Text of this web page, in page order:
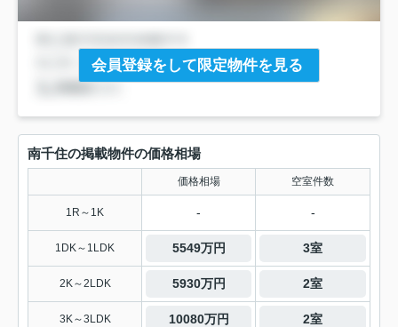
会員登録をして限定物件を見る
南千住の掲載物件の価格相場
価格相場 空室件数
1R～1K - -
1DK～1LDK 5549万円 3室
2K～2LDK 5930万円 2室
3K～3LDK 10080万円 2室